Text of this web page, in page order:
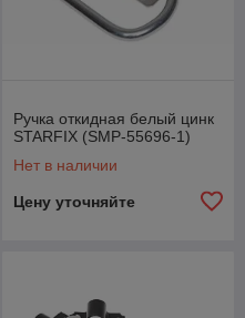
Ручка откидная белый цинк
STARFIX (SMP-55696-1)
Нет в наличии
Цену уточняйте